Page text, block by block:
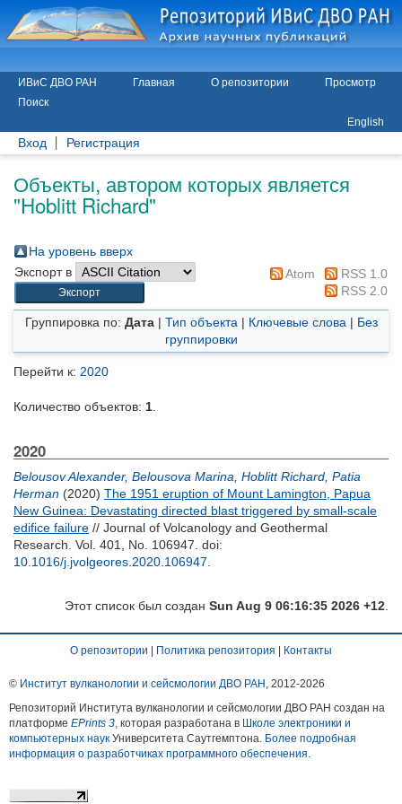
ИВиС ДВО РАН Главная О репозитории
Просмотр
Поиск
English
Вход Регистрация
Объекты, автором которых является
"Hoblitt Richard"
На уровень вверх
Экспорт в
Atom
RSS 1.0
RSS 2.0
Группировка по: Дата| Тип объекта | Ключевые слова | Без
группировки
Перейти к: 2020
Количество объектов: 1
2020
Belousov Alexander, Belousova Marina Hoblitt Richard Patia
Herman (2020) The 1951 eruption of Mount Lamington, Papua
New Guinea: Devastating directed blast triggered by small-scale
edifice failure // Journal of Volcanology and Geothermal
Research. Vol. 401, No. 106947. doi:
10.1016/j.jvolgeores.2020.106947
Этот список был создан Sun Aug 9 06:16:35 2026 +12
О репозитории Политика репозитория Контакты
© Институт вулканологии и сейсмологии ДВО РАН , 2012-2026
Репозиторий Института вулканологии и сейсмологии ДВО РАН создан на
платформе EPrints 3, которая разработана в Школе электроники и
компьютерных наук Университета Саутгемптона. Более подробная
информация о разработчиках программного обеспечения.